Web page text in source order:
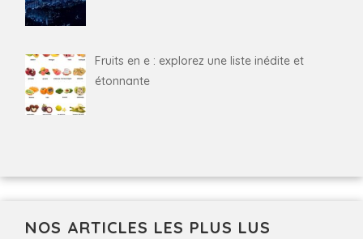
Fruits en e : explorez une liste inédite et
étonnante
NOS ARTICLES LES PLUS LUS